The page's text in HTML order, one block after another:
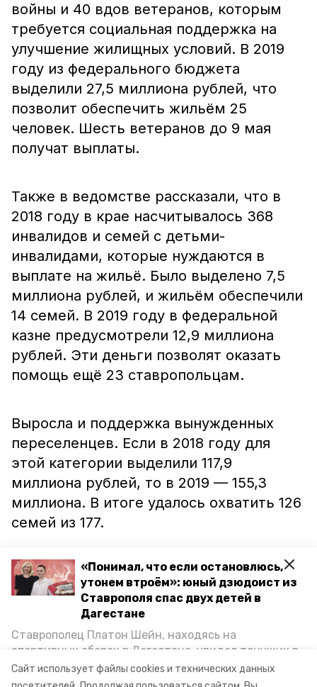
Сайт использует файлы cookies и технических данных
«Понимал, что если остановлюсь,
утонем втроём»: юный дзюдоист из
Ставрополя спас двух детей в
Дагестане
Ставрополец Платон Шейн, находясь на
спортивных сборах в Дегестане, увидел тонущих в
Каспийском море детей и бросился на помощь. По
возвращении домой, отважного мальчика
войны и 40 вдов ветеранов, которым
требуется социальная поддержка на
улучшение жилищных условий. В 2019
году из федерального бюджета
выделили 27,5 миллиона рублей, что
позволит обеспечить жильём 25
человек. Шесть ветеранов до 9 мая
получат выплаты.
Также в ведомстве рассказали, что в
2018 году в крае насчитывалось 368
инвалидов и семей с детьми-
инвалидами, которые нуждаются в
выплате на жильё. Было выделено 7,5
миллиона рублей, и жильём обеспечили
14 семей. В 2019 году в федеральной
казне предусмотрели 12,9 миллиона
рублей. Эти деньги позволят оказать
помощь ещё 23 ставропольцам.
Выросла и поддержка вынужденных
переселенцев. Если в 2018 году для
этой категории выделили 117,9
миллиона рублей, то в 2019 — 155,3
миллиона. В итоге удалось охватить 126
семей из 177.
«Намеченная за последние 2-3 года
тенденция к увеличению
финансирования на предоставление
выплат отдельным категориям граждан
будет продолжена в 2019 году», —
отметил министр строительства